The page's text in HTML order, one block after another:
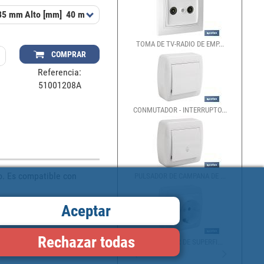
mm Alto [mm] 40 mm
COMPRAR
Referencia:
51001208A
TOMA DE TV-RADIO DE EMP...
CONMUTADOR - INTERRUPTO...
Aceptar
Rechazar todas